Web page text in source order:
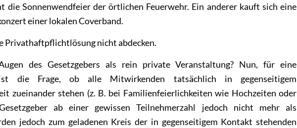
die Sonnenwendfeier der örtlichen Feuerwehr. Ein anderer kauft sich eine
einer lokalen Coverband.
Privathaftpflichtlösung nicht abdecken.
des Gesetzgebers als rein private Veranstaltung? Nun, für eine
die Frage, ob alle Mitwirkenden tatsächlich in gegenseitigem
zueinander stehen (z. B. bei Familienfeierlichkeiten wie Hochzeiten oder
ab einer gewissen Teilnehmerzahl jedoch nicht mehr als
jedoch zum geladenen Kreis der in gegenseitigem Kontakt stehenden